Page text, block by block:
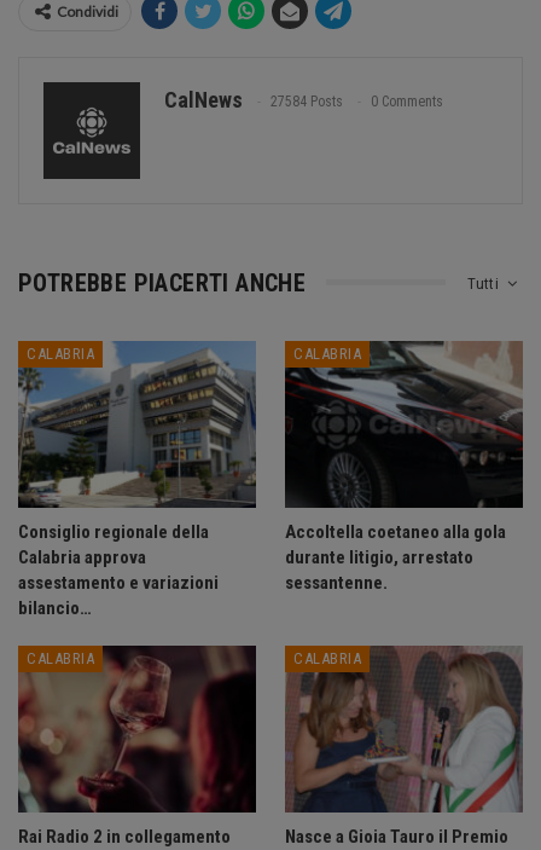
Condividi
CalNews 27584 Posts 0 Comments
Tutti
POTREBBE PIACERTI ANCHE
CALABRIA
Consiglio regionale della
Calabria approva
assestamento e variazioni
bilancio…
CALABRIA
Accoltella coetaneo alla gola
durante litigio, arrestato
sessantenne.
CALABRIA
Rai Radio 2 in collegamento
CALABRIA
Nasce a Gioia Tauro il Premio